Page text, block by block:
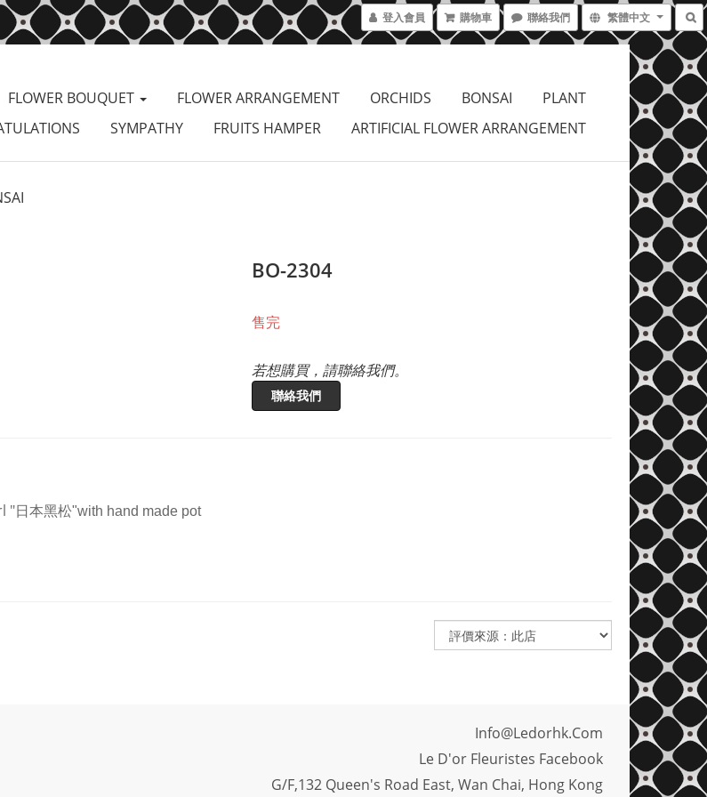
登入會員 購物車 聯絡我們 繁體中文
FLOWER BOUQUET FLOWER ARRANGEMENT ORCHIDS BONSAI
PLANT
SYMPATHY FRUITS HAMPER ARTIFICIAL FLOWER ARRANGEMENT
BO-2304
售完
若想購買，請聯絡我們。
聯絡我們
"日本黑松"with hand made pot
Info@ledorhk.com
Le D'or Fleuristes Facebook
G/F,132 Queen's Road East, Wan Chai, Hong Kong